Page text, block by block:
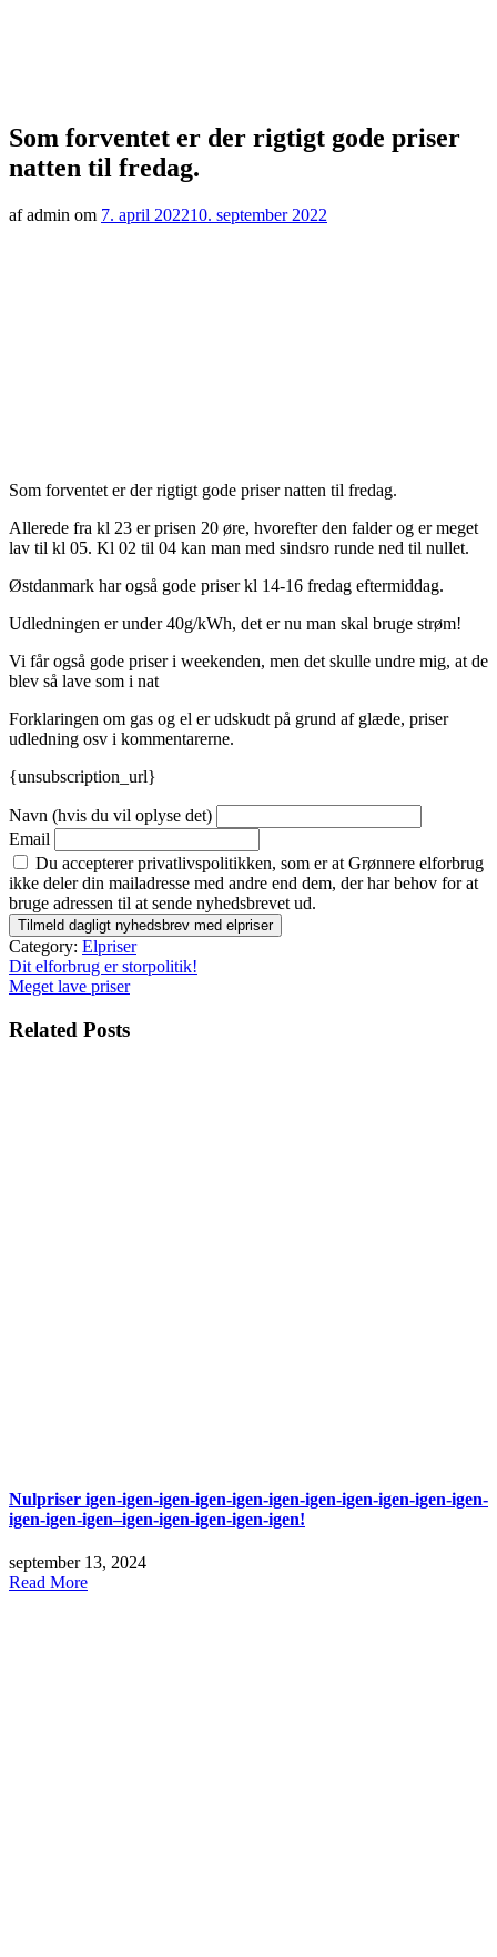
Som forventet er der rigtigt gode priser
natten til fredag.
af admin om 7. april 202210. september 2022
Som forventet er der rigtigt gode priser natten til fredag.
Allerede fra kl 23 er prisen 20 øre, hvorefter den falder og er meget
lav til kl 05. Kl 02 til 04 kan man med sindsro runde ned til nullet.
Østdanmark har også gode priser kl 14-16 fredag eftermiddag.
Udledningen er under 40g/kWh, det er nu man skal bruge strøm!
Vi får også gode priser i weekenden, men det skulle undre mig, at de
blev så lave som i nat
Forklaringen om gas og el er udskudt på grund af glæde, priser
udledning osv i kommentarerne.
{unsubscription_url}
Navn (hvis du vil oplyse det)
Email
Du accepterer privatlivspolitikken, som er at Grønnere elforbrug
ikke deler din mailadresse med andre end dem, der har behov for at
bruge adressen til at sende nyhedsbrevet ud.
Category: Elpriser
Indlægsnavigation
Dit elforbrug er storpolitik!
Meget lave priser
Related Posts
Nulpriser igen-igen-igen-igen-igen-igen-igen-igen-igen-igen-igen-
igen-igen-igen–igen-igen-igen-igen-igen!
september 13, 2024
Read More